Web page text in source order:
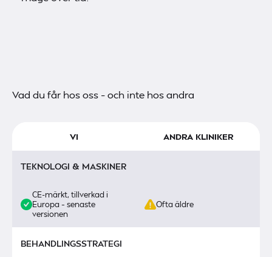
Vad du får hos oss – och inte hos andra
VI ANDRA KLINIKER
TEKNOLOGI & MASKINER
CE-märkt, tillverkad i
Europa – senaste
versionen
Ofta äldre
BEHANDLINGSSTRATEGI